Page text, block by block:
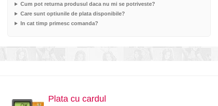
Cum pot returna produsul daca nu mi se potriveste?
Care sunt optiunile de plata disponibile?
In cat timp primesc comanda?
Plata cu cardul